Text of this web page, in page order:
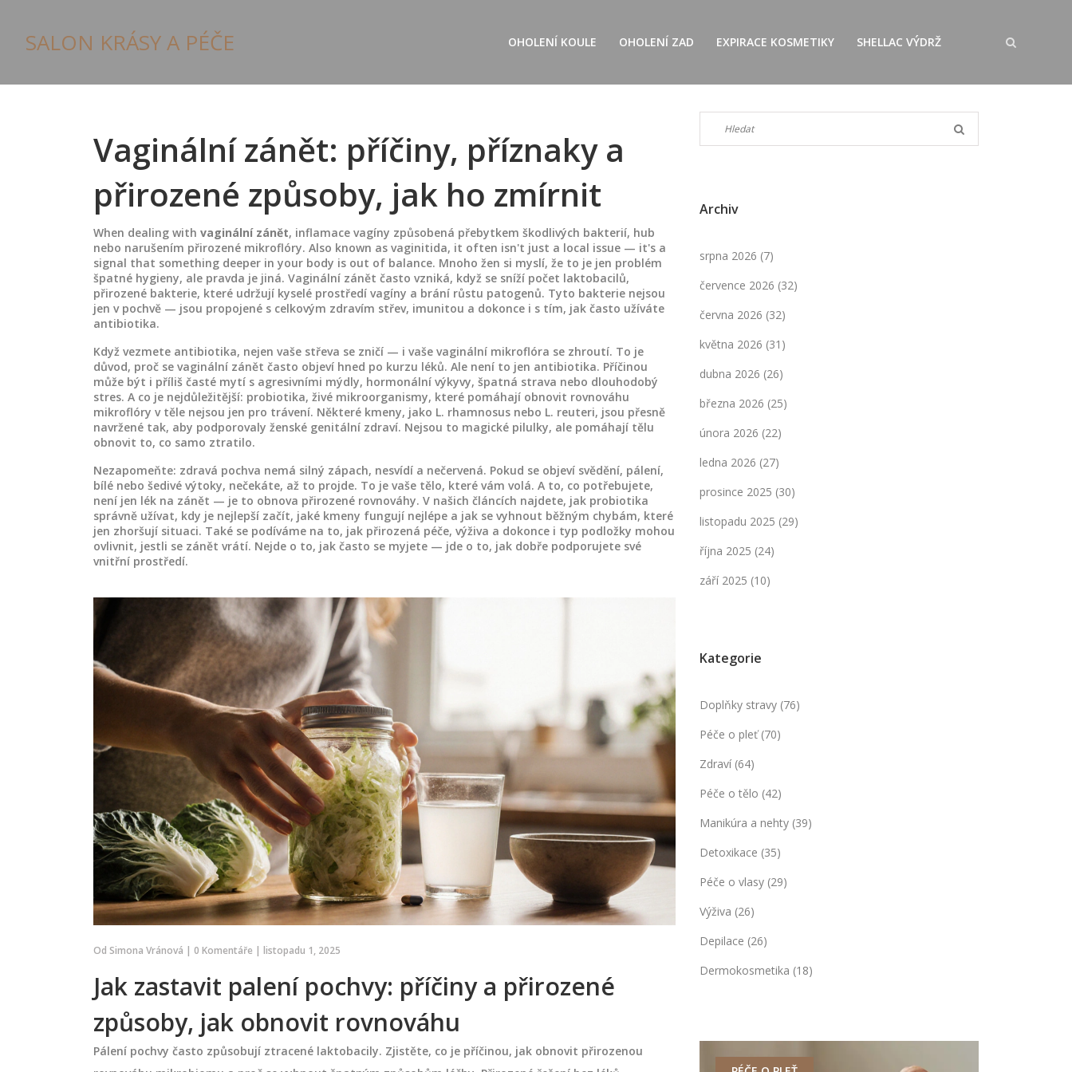
SALON KRÁSY A PÉČE OHOLENÍ KOULE OHOLENÍ ZAD EXPIRACE KOSMETIKY SHELLAC VÝDRŽ
Vaginální zánět: příčiny, příznaky a
přirozené způsoby, jak ho zmírnit
When dealing with vaginální zánět, inflamace vagíny způsobená přebytkem škodlivých bakterií, hub
nebo narušením přirozené mikroflóry. Also known as vaginitida, it often isn't just a local issue — it's a
signal that something deeper in your body is out of balance. Mnoho žen si myslí, že to je jen problém
špatné hygieny, ale pravda je jiná. Vaginální zánět často vzniká, když se sníží počet laktobacilů,
přirozené bakterie, které udržují kyselé prostředí vagíny a brání růstu patogenů. Tyto bakterie nejsou
jen v pochvě — jsou propojené s celkovým zdravím střev, imunitou a dokonce i s tím, jak často užíváte
antibiotika.
Když vezmete antibiotika, nejen vaše střeva se zničí — i vaše vaginální mikroflóra se zhroutí. To je
důvod, proč se vaginální zánět často objeví hned po kurzu léků. Ale není to jen antibiotika. Příčinou
může být i příliš časté mytí s agresivními mýdly, hormonální výkyvy, špatná strava nebo dlouhodobý
stres. A co je nejdůležitější: probiotika, živé mikroorganismy, které pomáhají obnovit rovnováhu
mikroflóry v těle nejsou jen pro trávení. Některé kmeny, jako L. rhamnosus nebo L. reuteri, jsou přesně
navržené tak, aby podporovaly ženské genitální zdraví. Nejsou to magické pilulky, ale pomáhají tělu
obnovit to, co samo ztratilo.
Nezapomeňte: zdravá pochva nemá silný zápach, nesvídí a nečervená. Pokud se objeví svědění, pálení,
bílé nebo šedivé výtoky, nečekáte, až to projde. To je vaše tělo, které vám volá. A to, co potřebujete,
není jen lék na zánět — je to obnova přirozené rovnováhy. V našich článcích najdete, jak probiotika
správně užívat, kdy je nejlepší začít, jaké kmeny fungují nejlépe a jak se vyhnout běžným chybám, které
jen zhoršují situaci. Také se podíváme na to, jak přirozená péče, výživa a dokonce i typ podložky mohou
ovlivnit, jestli se zánět vrátí. Nejde o to, jak často se myjete — jde o to, jak dobře podporujete své
vnitřní prostředí.
Od Simona Vránová | 0 Komentáře | listopadu 1, 2025
Jak zastavit palení pochvy: příčiny a přirozené
způsoby, jak obnovit rovnováhu
Pálení pochvy často způsobují ztracené laktobacily. Zjistěte, co je příčinou, jak obnovit přirozenou
Archiv
srpna 2026 (7)
července 2026 (32)
června 2026 (32)
května 2026 (31)
dubna 2026 (26)
března 2026 (25)
února 2026 (22)
ledna 2026 (27)
prosince 2025 (30)
listopadu 2025 (29)
října 2025 (24)
září 2025 (10)
Kategorie
Doplňky stravy (76)
Péče o pleť(70)
Zdraví (64)
Péče o tělo (42)
Manikúra a nehty (39)
Detoxikace (35)
Péče o vlasy (29)
Výživa (26)
Depilace (26)
Dermokosmetika (18)